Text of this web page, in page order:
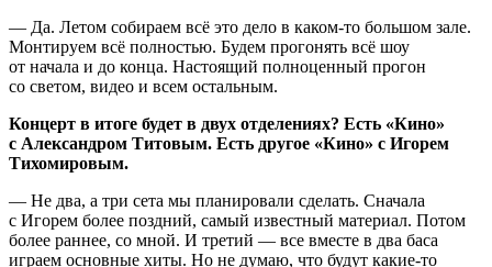
— Да. Летом собираем всё это дело в каком-то большом зале.
Монтируем всё полностью. Будем прогонять всё шоу
от начала и до конца. Настоящий полноценный прогон
со светом, видео и всем остальным.
Концерт в итоге будет в двух отделениях? Есть «Кино»
с Александром Титовым. Есть другое «Кино» с Игорем
Тихомировым.
— Не два, а три сета мы планировали сделать. Сначала
с Игорем более поздний, самый известный материал. Потом
более раннее, со мной. И третий — все вместе в два баса
играем основные хиты. Но не думаю, что будут какие-то